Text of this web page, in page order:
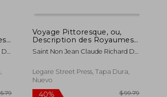
De
Voyage Pittoresque, ou,
Description des Royaumes
de Naples et de Sicile; Tome
1a1 (en Francés)
Saint Non Jean Claude Richard De
Roch-Nicolas 1,Fragonard
Honore&#769; 1732-1799
Legare Street Press, Tapa Dura,
Nuevo